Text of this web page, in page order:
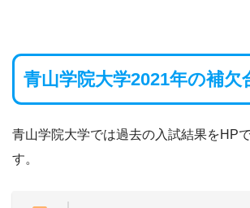
青山学院大学2021年の補欠
青山学院大学では過去の入試結果をHP
す。